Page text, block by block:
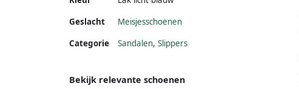
Geslacht
Meisjesschoenen
Categorie
Sandalen, Slippers
Bekijk relevante schoenen